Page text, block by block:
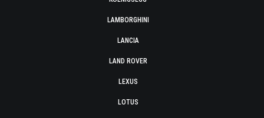
LAMBORGHINI
LANCIA
LAND ROVER
LEXUS
LOTUS